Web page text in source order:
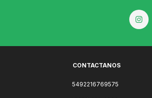
CONTACTANOS
5492216769575